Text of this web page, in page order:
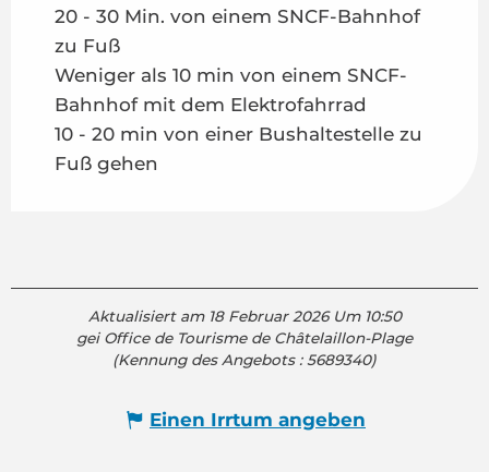
20 - 30 Min. von einem SNCF-Bahnhof
zu Fuß
Weniger als 10 min von einem SNCF-
Bahnhof mit dem Elektrofahrrad
10 - 20 min von einer Bushaltestelle zu
Fuß gehen
Aktualisiert am 18 Februar 2026 Um 10:50
gei Office de Tourisme de Châtelaillon-Plage
(Kennung des Angebots :5689340)
Einen Irrtum angeben